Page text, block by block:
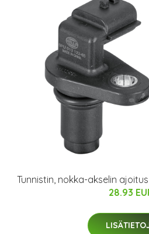
Tunnistin, nokka-akselin ajoitus
28.93